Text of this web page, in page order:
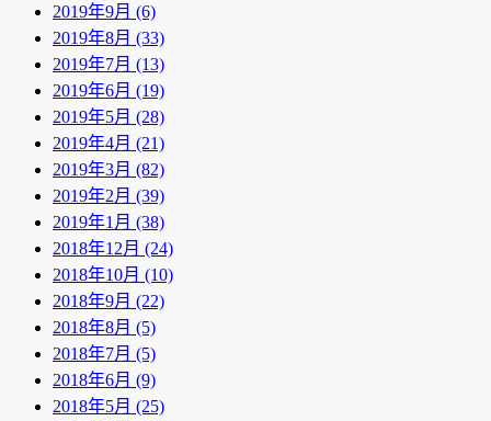
2019年9月 (6)
2019年8月 (33)
2019年7月 (13)
2019年6月 (19)
2019年5月 (28)
2019年4月 (21)
2019年3月 (82)
2019年2月 (39)
2019年1月 (38)
2018年12月 (24)
2018年10月 (10)
2018年9月 (22)
2018年8月 (5)
2018年7月 (5)
2018年6月 (9)
2018年5月 (25)